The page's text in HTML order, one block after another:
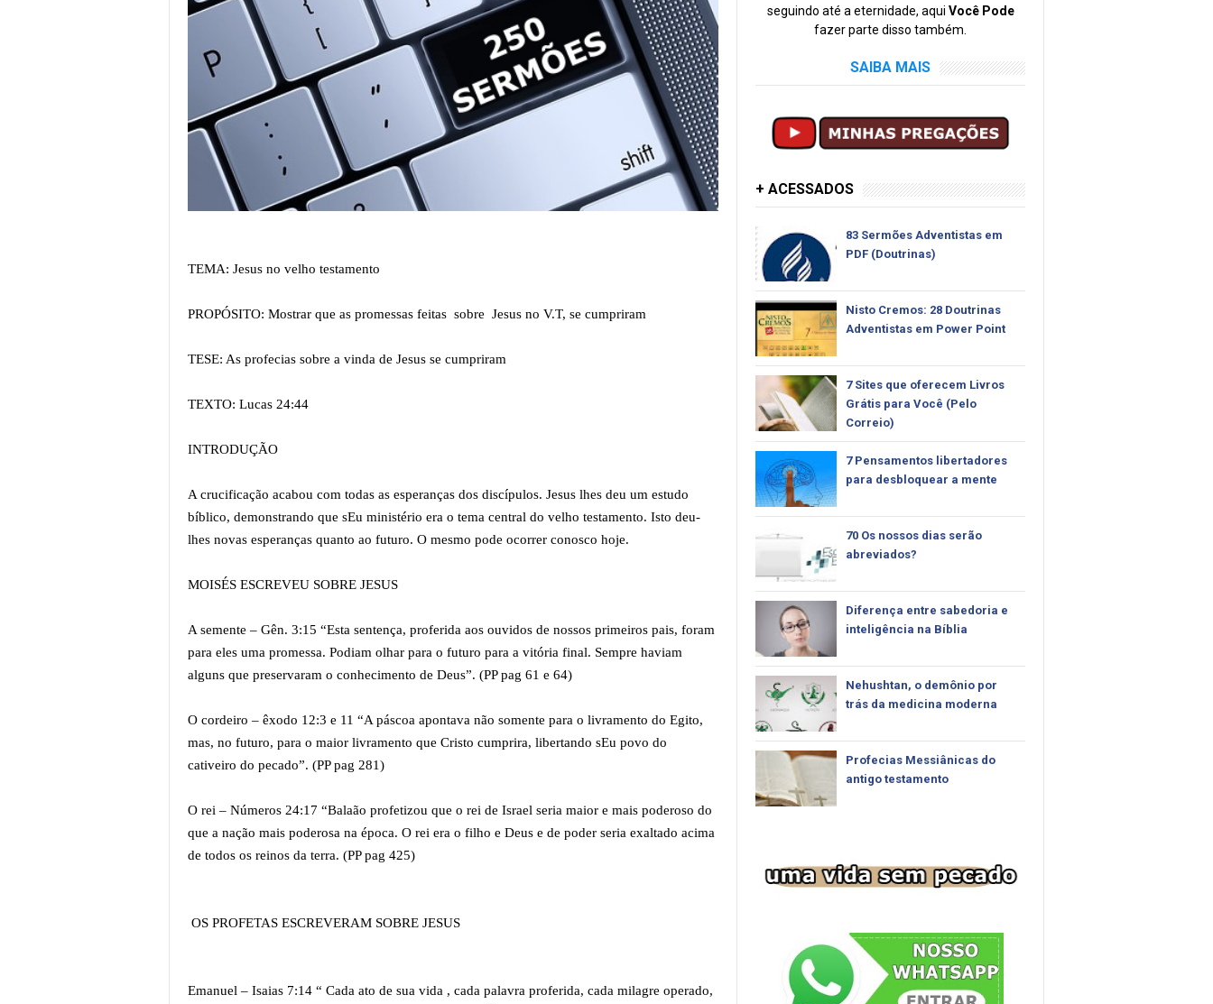
TEMA: Jesus no velho testamento
PROPÓSITO: Mostrar que as promessas feitas sobre Jesus no V.T, se cumpriram
TESE: As profecias sobre a vinda de Jesus se cumpriram
TEXTO: Lucas 24:44
INTRODUÇÃO
A crucificação acabou com todas as esperanças dos discípulos. Jesus lhes deu um estudo
bíblico, demonstrando que sEu ministério era o tema central do velho testamento. Isto deu-
lhes novas esperanças quanto ao futuro. O mesmo pode ocorrer conosco hoje.
MOISÉS ESCREVEU SOBRE JESUS
A semente – Gên. 3:15 “Esta sentença, proferida aos ouvidos de nossos primeiros pais, foram
para eles uma promessa. Podiam olhar para o futuro para a vitória final. Sempre haviam
alguns que preservaram o conhecimento de Deus”. (PP pag 61 e 64)
O cordeiro – êxodo 12:3 e 11 “A páscoa apontava não somente para o livramento do Egito,
mas, no futuro, para o maior livramento que Cristo cumprira, libertando sEu povo do
cativeiro do pecado”. (PP pag 281)
O rei – Números 24:17 “Balaão profetizou que o rei de Israel seria maior e mais poderoso do
que a nação mais poderosa na época. O rei era o filho e Deus e de poder seria exaltado acima
de todos os reinos da terra. (PP pag 425)
OS PROFETAS ESCREVERAM SOBRE JESUS
Emanuel – Isaias 7:14 “ Cada ato de sua vida , cada palavra proferida, cada milagre operado,
seguindo até a eternidade, aqui Você Pode
fazer parte disso também.
SAIBA MAIS
+ ACESSADOS
83 Sermões Adventistas em
PDF (Doutrinas)
Nisto Cremos: 28 Doutrinas
Adventistas em Power Point
7 Sites que oferecem Livros
Grátis para Você (Pelo
Correio)
7 Pensamentos libertadores
para desbloquear a mente
70 Os nossos dias serão
abreviados?
Diferença entre sabedoria e
inteligência na Bíblia
Nehushtan, o demônio por
trás da medicina moderna
Profecias Messiânicas do
antigo testamento